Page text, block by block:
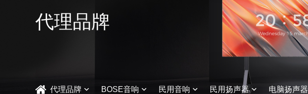
代理品牌
代理品牌 BOSE音响 民用音响 民用扬声器 电脑扬声器